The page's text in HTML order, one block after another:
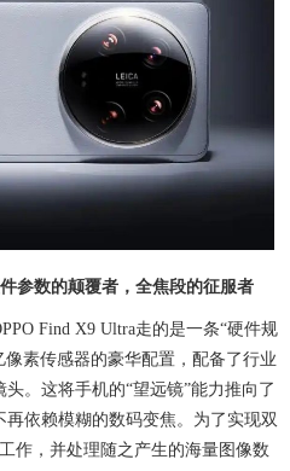
参数的颠覆者，全焦段的征服者
Find X9 Ultra走的是一条“硬件规
素传感器的豪华配置，配备了行业
。这将手机的“望远镜”能力推向了
依赖模糊的数码变焦。为了实现双
作，并处理随之产生的海量图像数